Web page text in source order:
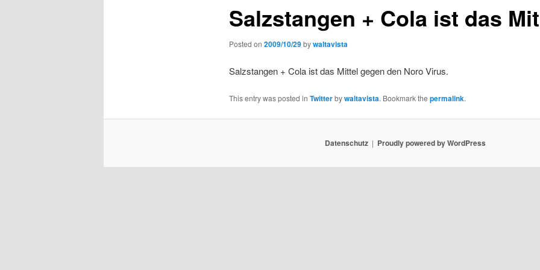
Salzstangen + Cola ist das
Posted on 2009/10/29bywaltavista
Salzstangen + Cola ist das Mittel gegen den Noro Virus.
This entry was posted in Twitterbywaltavista. Bookmark the permalink.
Datenschutz Proudly powered by WordPress